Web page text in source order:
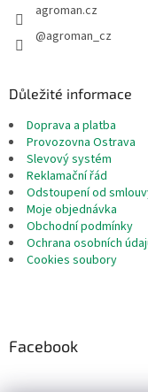
agroman.cz
@agroman_cz
Důležité informace
Doprava a platba
Provozovna Ostrava
Slevový systém
Reklamační řád
Odstoupení od
Moje objednávka
Obchodní podmínky
Ochrana osobních
Cookies soubory
Facebook